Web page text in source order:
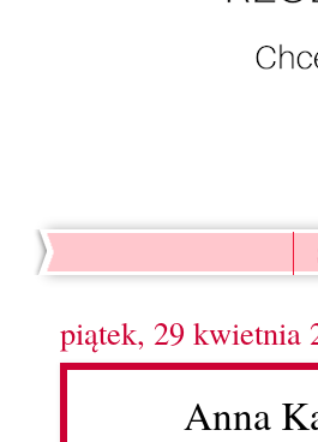
piątek, 29 kwietnia
Anna